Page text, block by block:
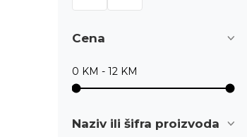
Cena
Naziv ili šifra proizvoda